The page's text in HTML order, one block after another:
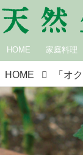
HOME 家庭料理
HOME